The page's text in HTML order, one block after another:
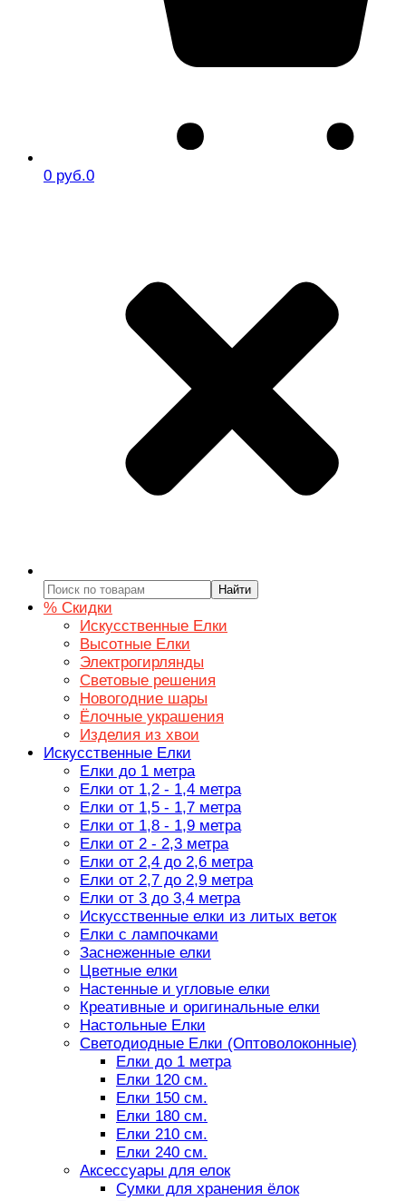
0 руб.0
Найти
% Скидки
Искусственные Елки
Высотные Елки
Электрогирлянды
Световые решения
Новогодние шары
Ёлочные украшения
Изделия из хвои
Искусственные Елки
Елки до 1 метра
Елки от 1,2 - 1,4 метра
Елки от 1,5 - 1,7 метра
Елки от 1,8 - 1,9 метра
Елки от 2 - 2,3 метра
Елки от 2,4 до 2,6 метра
Елки от 2,7 до 2,9 метра
Елки от 3 до 3,4 метра
Искусственные елки из литых веток
Елки с лампочками
Заснеженные елки
Цветные елки
Настенные и угловые елки
Креативные и оригинальные елки
Настольные Елки
Светодиодные Елки (Оптоволоконные)
Елки до 1 метра
Елки 120 см.
Елки 150 см.
Елки 180 см.
Елки 210 см.
Елки 240 см.
Аксессуары для елок
Сумки для хранения ёлок